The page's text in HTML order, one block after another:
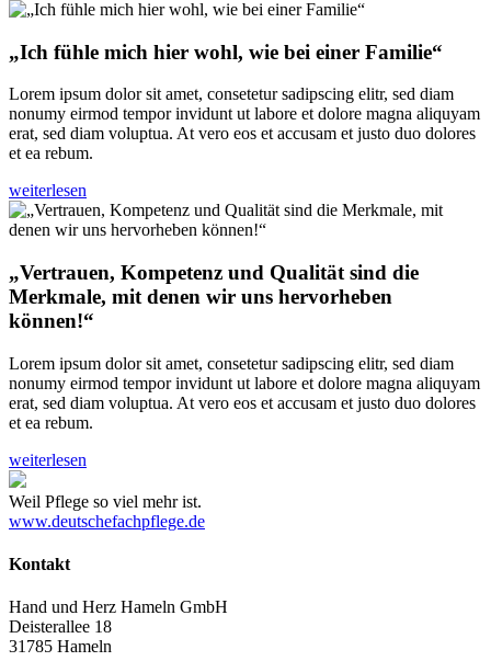
„Ich fühle mich hier wohl, wie bei einer Familie“
Lorem ipsum dolor sit amet, consetetur sadipscing elitr, sed diam
nonumy eirmod tempor invidunt ut labore et dolore magna aliquyam
erat, sed diam voluptua. At vero eos et accusam et justo duo dolores
et ea rebum.
weiterlesen
„Vertrauen, Kompetenz und Qualität sind die
Merkmale, mit denen wir uns hervorheben
können!“
Lorem ipsum dolor sit amet, consetetur sadipscing elitr, sed diam
nonumy eirmod tempor invidunt ut labore et dolore magna aliquyam
erat, sed diam voluptua. At vero eos et accusam et justo duo dolores
et ea rebum.
weiterlesen
Weil Pflege so viel mehr ist.
www.deutschefachpflege.de
Kontakt
Hand und Herz Hameln GmbH
Deisterallee 18
31785 Hameln